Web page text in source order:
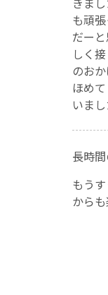
も頑
だー
しく
のお
ほめ
いまし
長時
もう
から